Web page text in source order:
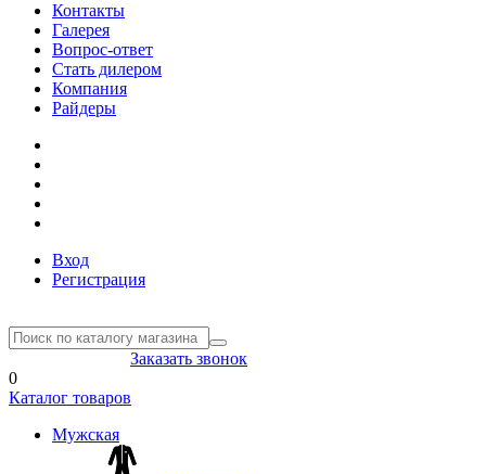
Контакты
Галерея
Вопрос-ответ
Стать дилером
Компания
Райдеры
Вход
Регистрация
Заказать звонок
0
Каталог товаров
Мужская